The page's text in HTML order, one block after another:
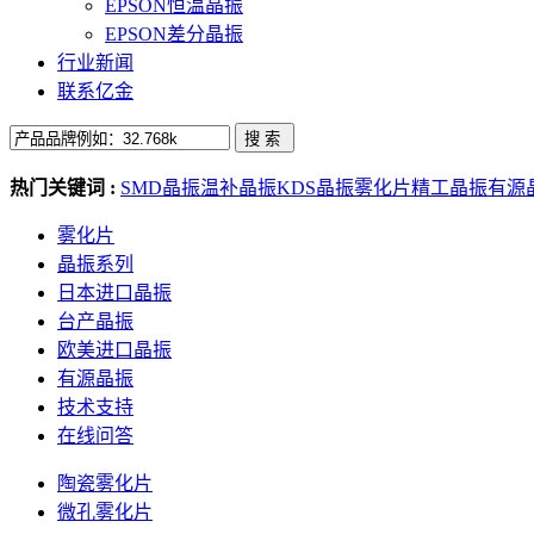
EPSON恒温晶振
EPSON差分晶振
行业新闻
联系亿金
热门关键词 : SMD晶振温补晶振KDS晶振雾化片精工晶振有源
雾化片
晶振系列
日本进口晶振
台产晶振
欧美进口晶振
有源晶振
技术支持
在线问答
陶瓷雾化片
微孔雾化片